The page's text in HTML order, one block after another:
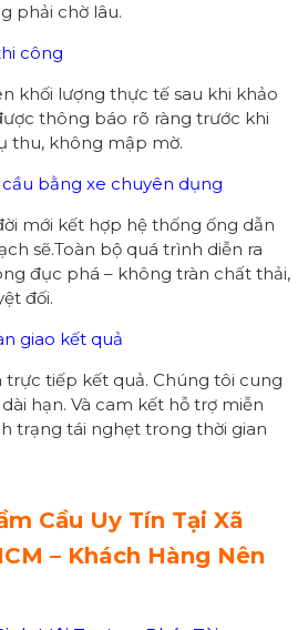
phải chờ lâu.
công
khối lượng thực tế sau khi khảo
thông báo rõ ràng trước khi
thu, không mập mờ.
bằng xe chuyên dụng
mới kết hợp hệ thống ống dẫn
sẽ.Toàn bộ quá trình diễn ra
đục phá – không tràn chất thải,
đối.
giao kết quả
trực tiếp kết quả. Chúng tôi cung
hạn. Và cam kết hỗ trợ miễn
trạng tái nghẹt trong thời gian
Cầu Uy Tín Tại Xã
– Khách Hàng Nên